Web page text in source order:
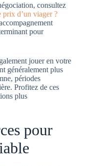
consultez
prix d’un viager ?
pour
jouer en votre
généralement plus
périodes
Profitez de ces
plus
pour